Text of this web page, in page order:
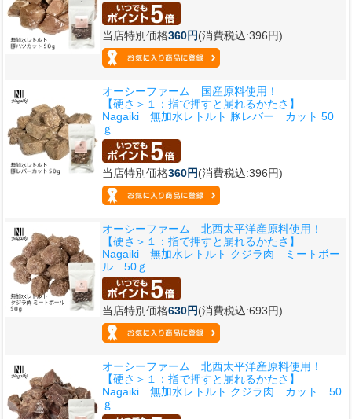
当店特別価格360円(消費税込:396円)
オーシーファーム 国産原料使用！
【硬さ＞１：指で押すと崩れるかたさ】
Nagaiki 無加水レトルト 豚レバー カット 50
ｇ
当店特別価格360円(消費税込:396円)
オーシーファーム 北西太平洋産原料使用！
【硬さ＞１：指で押すと崩れるかたさ】
Nagaiki 無加水レトルト クジラ肉 ミートボー
ル 50ｇ
当店特別価格630円(消費税込:693円)
オーシーファーム 北西太平洋産原料使用！
【硬さ＞１：指で押すと崩れるかたさ】
Nagaiki 無加水レトルト クジラ肉 カット 50
ｇ